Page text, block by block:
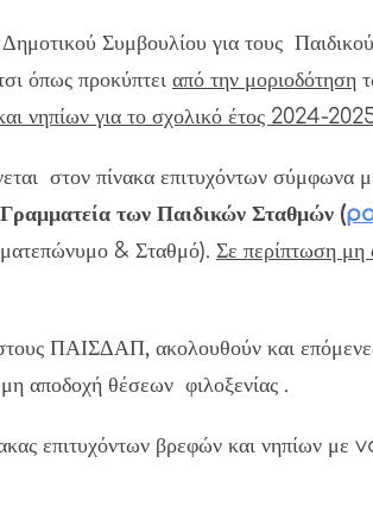
Συμβουλίου για τους
όπως προκύπτει από την μοριοδότηση
νηπίων για το σχολικό έτος 2024-
στον πίνακα επιτυχόντων
των Παιδικών Σταθμών (
& Σταθμό). Σε περίπτωση μη
ΠΑΙΣΔΑΠ, ακολουθούν και
αποδοχή θέσεων φιλοξενίας .
επιτυχόντων βρεφών και νηπίων